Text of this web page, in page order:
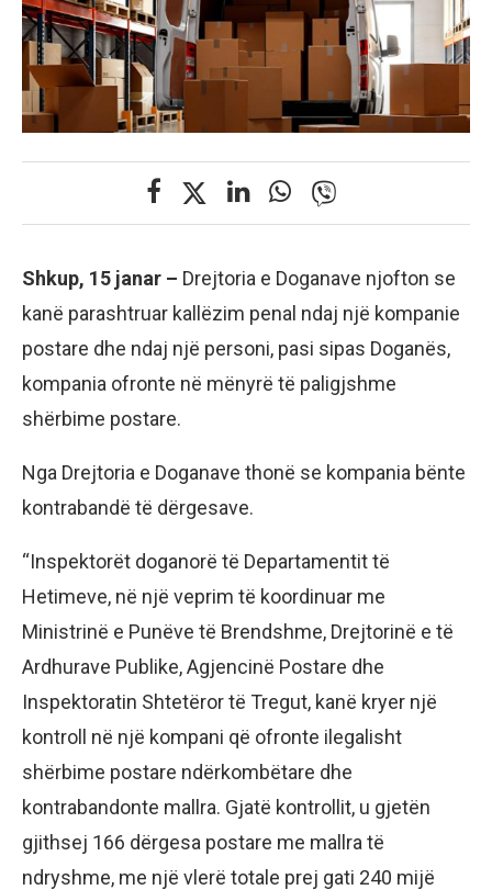
Shkup, 15 janar – Drejtoria e Doganave njofton se
kanë parashtruar kallëzim penal ndaj një kompanie
postare dhe ndaj një personi, pasi sipas Doganës,
kompania ofronte në mënyrë të paligjshme
shërbime postare.
Nga Drejtoria e Doganave thonë se kompania bënte
kontrabandë të dërgesave.
“Inspektorët doganorë të Departamentit të
Hetimeve, në një veprim të koordinuar me
Ministrinë e Punëve të Brendshme, Drejtorinë e të
Ardhurave Publike, Agjencinë Postare dhe
Inspektoratin Shtetëror të Tregut, kanë kryer një
kontroll në një kompani që ofronte ilegalisht
shërbime postare ndërkombëtare dhe
kontrabandonte mallra. Gjatë kontrollit, u gjetën
gjithsej 166 dërgesa postare me mallra të
ndryshme, me një vlerë totale prej gati 240 mijë